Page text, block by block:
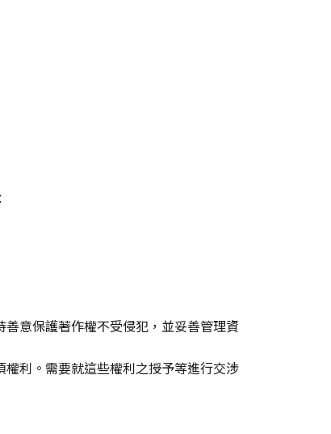
意保護著作權不受侵犯，並妥善管理資
利。需要就這些權利之授予等進行交涉